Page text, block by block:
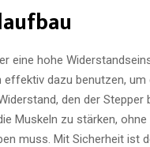
eine hohe
effektiv dazu benutzen, um
den der Stepper
Muskeln zu stärken,
muss. Mit Sicherheit ist